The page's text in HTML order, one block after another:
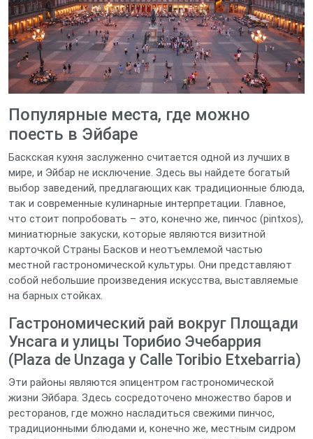
Популярные места, где можно
поесть в Эйбаре
Баскская кухня заслуженно считается одной из лучших в
мире, и Эйбар не исключение. Здесь вы найдете богатый
выбор заведений, предлагающих как традиционные блюда,
так и современные кулинарные интерпретации. Главное,
что стоит попробовать – это, конечно же, пинчос (pintxos),
миниатюрные закуски, которые являются визитной
карточкой Страны Басков и неотъемлемой частью
местной гастрономической культуры. Они представляют
собой небольшие произведения искусства, выставляемые
на барных стойках.
Гастрономический рай вокруг Площади
Унсага и улицы Торибио Эчебаррия
(Plaza de Unzaga y Calle Toribio Etxebarria)
Эти районы являются эпицентром гастрономической
жизни Эйбара. Здесь сосредоточено множество баров и
ресторанов, где можно насладиться свежими пинчос,
традиционными блюдами и, конечно же, местным сидром